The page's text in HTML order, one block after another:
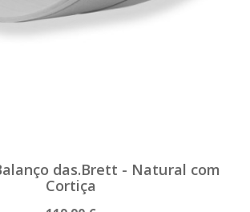
das.Brett - Natural com
Cortiça